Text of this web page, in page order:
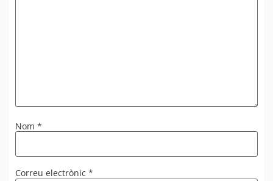
Nom *
Correu electrònic *